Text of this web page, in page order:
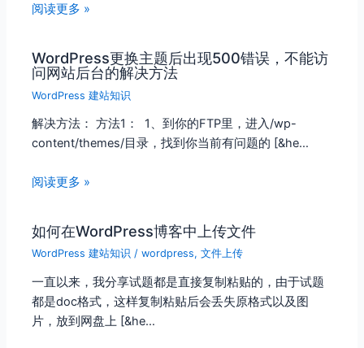
阅读更多 »
WordPress更换主题后出现500错误，不能访
问网站后台的解决方法
WordPress 建站知识
解决方法： 方法1： 1、到你的FTP里，进入/wp-
content/themes/目录，找到你当前有问题的 [&he…
阅读更多 »
如何在WordPress博客中上传文件
WordPress 建站知识 /wordpress,文件上传
一直以来，我分享试题都是直接复制粘贴的，由于试题
都是doc格式，这样复制粘贴后会丢失原格式以及图
片，放到网盘上 [&he…